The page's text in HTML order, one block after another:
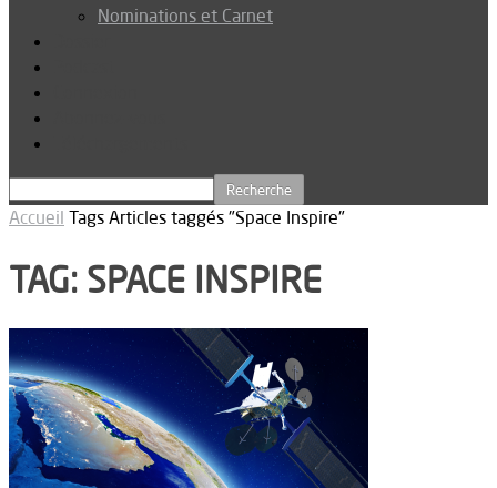
Nominations et Carnet
Accueil Tags Articles taggés "Space Inspire"
TAG: SPACE INSPIRE